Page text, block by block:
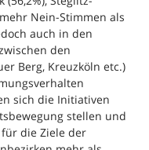
Nein-Stimmen als
auch in den
den
Berg, Kreuzköln etc.)
sich die Initiativen
stellen und
die Ziele der